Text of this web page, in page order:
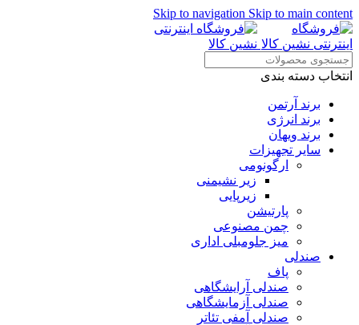
Skip to navigation Skip to main content
انتخاب دسته بندی
برند آرتمن
برند انرژی
برند ویهان
سایر تجهیزات
ارگونومی
زیر نشیمنی
زیرپایی
پارتیشن
چمن مصنوعی
میز جلومبلی اداری
صندلی
پاف
صندلی آرایشگاهی
صندلی آزمایشگاهی
صندلی آمفی تئاتر